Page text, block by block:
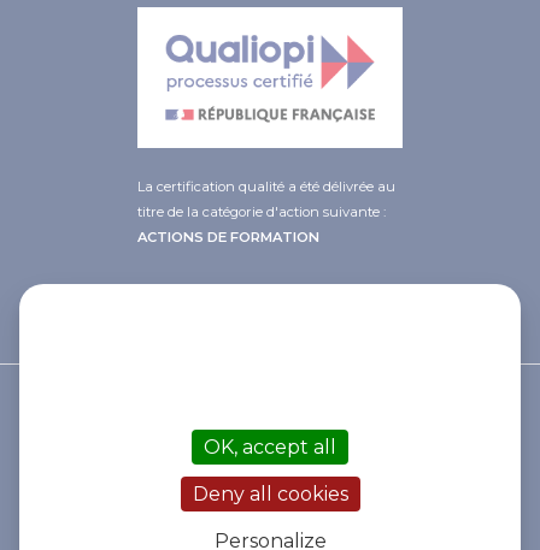
La certification qualité a été délivrée au
titre de la catégorie d'action suivante :
ACTIONS DE FORMATION
Mentions légales
OK, accept all
Deny all cookies
Personalize